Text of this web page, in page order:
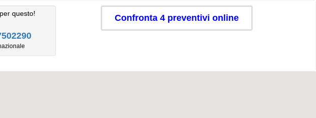
questo! Confronta 4 preventivi online